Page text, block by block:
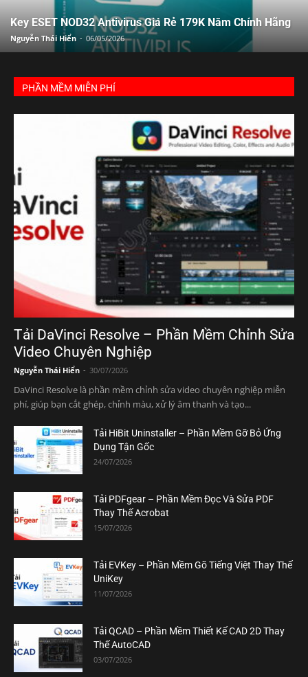
Key ESET NOD32 Antivirus Giá Rẻ 179K Năm Chính Hãng
Nguyễn Thái Hiển - 06/05/2026
PHẦN MỀM MIỄN PHÍ
Tải DaVinci Resolve – Phần Mềm Chỉnh Sửa
Video Chuyên Nghiệp
Nguyễn Thái Hiển - 30/07/2026
DaVinci Resolve là phần mềm chỉnh sửa video chuyên nghiệp miễn
phí, giúp bạn cắt ghép, chỉnh màu, xử lý âm thanh và tạo...
Tải HiBit Uninstaller – Phần Mềm Gỡ Bỏ Ứng
Dụng Tận Gốc
24/07/2026
Tải PDFgear – Phần Mềm Đọc Và Sửa PDF
Thay Thế Acrobat
15/07/2026
Tải EVKey – Phần Mềm Gõ Tiếng Việt Thay Thế
UniKey
11/07/2026
Tải QCAD – Phần Mềm Thiết Kế CAD 2D Thay
Thế AutoCAD
03/07/2026